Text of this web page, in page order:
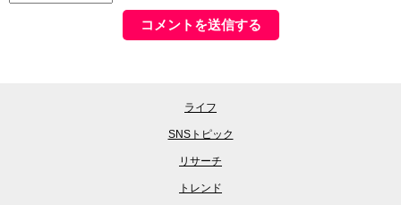
ライフ
SNSトピック
リサーチ
トレンド